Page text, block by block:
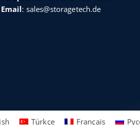
Email: sales@storagetech.de
Türkçe Français